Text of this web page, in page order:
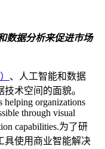
数据分析来促进市场
、人工智能和数据
术空间的面貌。
helping organizations
through visual
capabilities.为了研
具使用商业智能解决